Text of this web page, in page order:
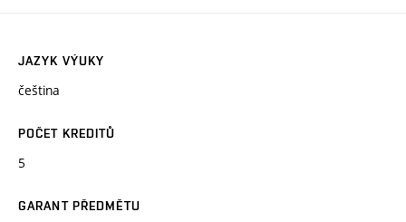
JAZYK VÝUKY
čeština
POČET KREDITŮ
5
GARANT PŘEDMĚTU